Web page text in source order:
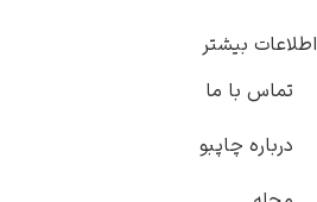
اطلاعات بیشتر
تماس با ما
درباره چاپبو